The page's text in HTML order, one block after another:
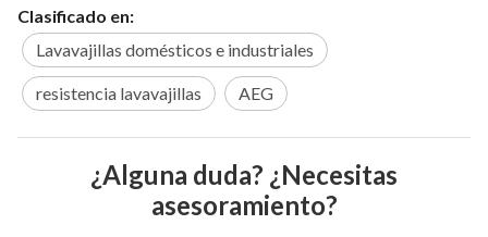
Clasificado en:
Lavavajillas domésticos e industriales
resistencia lavavajillas AEG
¿Alguna duda? ¿Necesitas
asesoramiento?